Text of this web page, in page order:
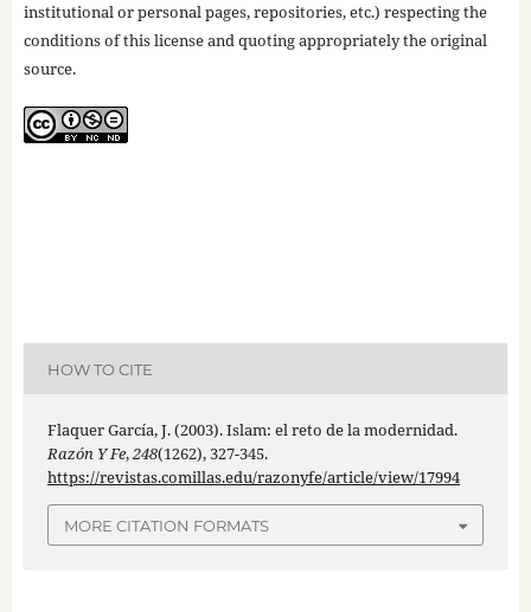
institutional or personal pages, repositories, etc.) respecting the
conditions of this license and quoting appropriately the original
source.
HOW TO CITE
Flaquer García, J. (2003). Islam: el reto de la modernidad.
Razón Y Fe,248(1262), 327-345.
https://revistas.comillas.edu/razonyfe/article/view/17994
MORE CITATION FORMATS